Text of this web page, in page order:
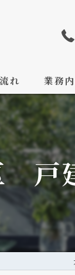
れ 業務
戸